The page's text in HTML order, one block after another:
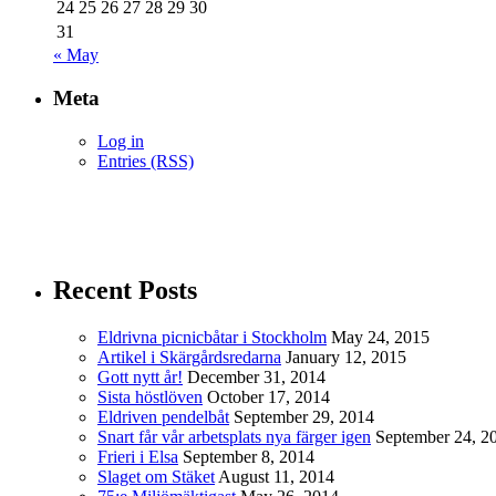
24 25 26 27 28 29 30
31
« May
Meta
Log in
Entries (RSS)
Recent Posts
Eldrivna picnicbåtar i Stockholm May 24, 2015
Artikel i Skärgårdsredarna January 12, 2015
Gott nytt år! December 31, 2014
Sista höstlöven October 17, 2014
Eldriven pendelbåt September 29, 2014
Snart får vår arbetsplats nya färger igen September 24,
Frieri i Elsa September 8, 2014
Slaget om Stäket August 11, 2014